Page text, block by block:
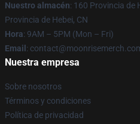
Nuestro almacén: 160 Provincia de
Provincia de Hebei, CN
Hora: 9AM – 5PM (Mon – Fri)
Email :
Nuestra empresa
Sobre nosotros
Términos y condiciones
Política de privacidad